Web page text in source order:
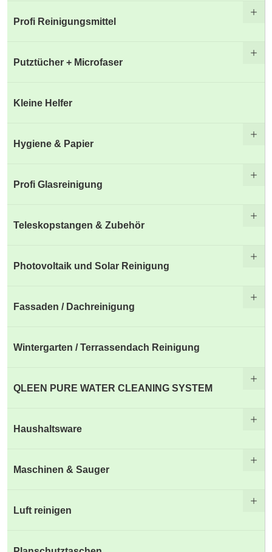
Profi Reinigungsmittel
Putztücher + Microfaser
Kleine Helfer
Hygiene & Papier
Profi Glasreinigung
Teleskopstangen & Zubehör
Photovoltaik und Solar Reinigung
Fassaden / Dachreinigung
Wintergarten / Terrassendach Reinigung
QLEEN PURE WATER CLEANING SYSTEM
Haushaltsware
Maschinen & Sauger
Luft reinigen